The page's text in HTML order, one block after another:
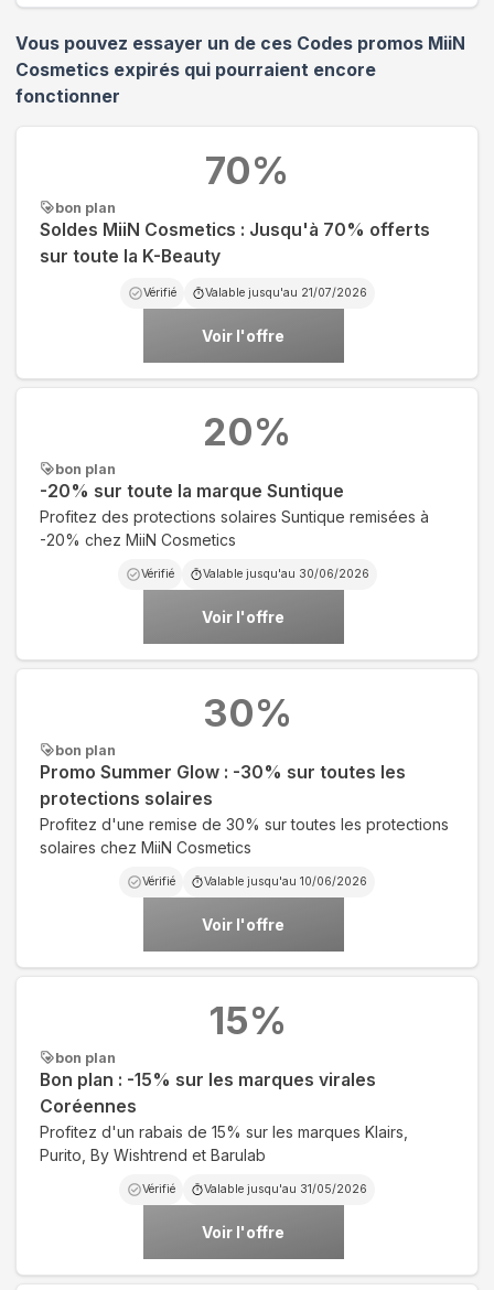
Vous pouvez essayer un de ces Codes promos MiiN
Cosmetics expirés qui pourraient encore
fonctionner
bon plan
Soldes MiiN Cosmetics : Jusqu'à 70% offerts
sur toute la K-Beauty
Vérifié Valable jusqu'au 21/07/2026
Voir l'offre
70%
bon plan
-20% sur toute la marque Suntique
Profitez des protections solaires Suntique remisées à
-20% chez MiiN Cosmetics
Vérifié Valable jusqu'au 30/06/2026
Voir l'offre
20%
bon plan
Promo Summer Glow : -30% sur toutes les
protections solaires
Profitez d'une remise de 30% sur toutes les protections
solaires chez MiiN Cosmetics
Vérifié Valable jusqu'au 10/06/2026
Voir l'offre
30%
bon plan
Bon plan : -15% sur les marques virales
Coréennes
Profitez d'un rabais de 15% sur les marques Klairs,
Purito, By Wishtrend et Barulab
Vérifié Valable jusqu'au 31/05/2026
Voir l'offre
15%